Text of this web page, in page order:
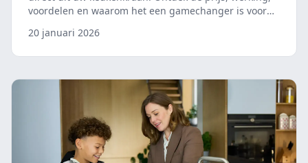
voordelen en waarom het een gamechanger is voor
20 januari 2026